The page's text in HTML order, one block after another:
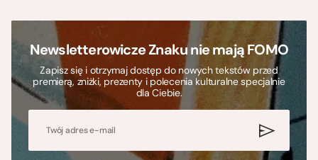
Newsletterowicze Znaku nie mają FOMO
Zapisz się i otrzymaj dostęp do nowych tekstów przed
premierą, zniżki, prezenty i polecenia kulturalne specjalnie
dla Ciebie.